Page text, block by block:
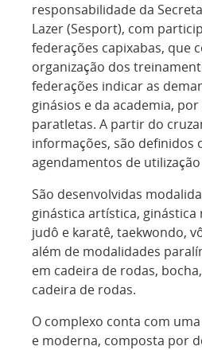
responsabilidade da
Lazer (Sesport), com
federações capixabas, que
organização dos
federações indicar as
ginásios e da academia,
paratletas. A partir do
informações, são definidos
agendamentos de
São desenvolvidas
ginástica artística,
judô e karatê, taekwondo,
além de modalidades
em cadeira de rodas,
cadeira de rodas.
O complexo conta com
e moderna, composta por